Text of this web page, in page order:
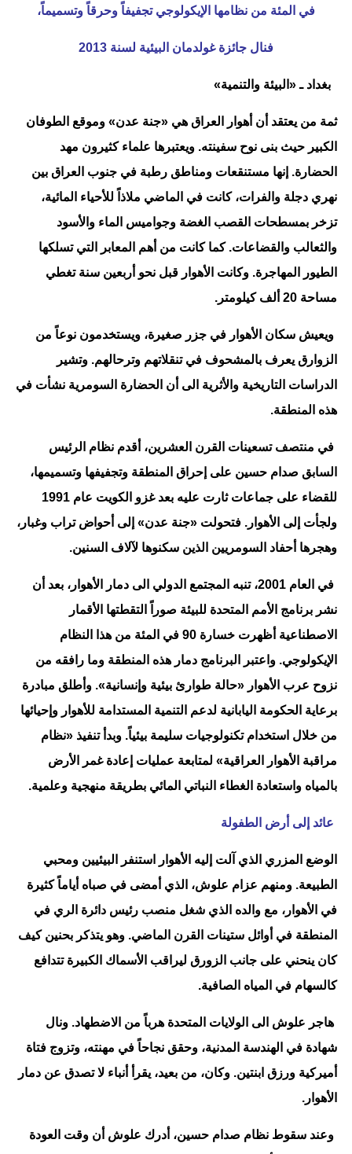
في المئة من نظامها الإيكولوجي تجفيفاً وحرقاً وتسميماً،
فنال جائزة غولدمان البيئية لسنة 2013
بغداد ـ «البيئة والتنمية»
ثمة من يعتقد أن أهوار العراق هي «جنة عدن» وموقع الطوفان
الكبير حيث بنى نوح سفينته. ويعتبرها علماء كثيرون مهد
الحضارة. إنها مستنقعات ومناطق رطبة في جنوب العراق بين
نهري دجلة والفرات، كانت في الماضي ملاذاً للأحياء المائية،
تزخر بمسطحات القصب الغضة وجواميس الماء والأسود
والثعالب والقضاعات. كما كانت من أهم المعابر التي تسلكها
الطيور المهاجرة. وكانت الأهوار قبل نحو أربعين سنة تغطي
مساحة 20 ألف كيلومتر.
ويعيش سكان الأهوار في جزر صغيرة، ويستخدمون نوعاً من
الزوارق يعرف بالمشحوف في تنقلاتهم وترحالهم. وتشير
الدراسات التاريخية والأثرية الى أن الحضارة السومرية نشأت في
هذه المنطقة.
في منتصف تسعينات القرن العشرين، أقدم نظام الرئيس
السابق صدام حسين على إحراق المنطقة وتجفيفها وتسميمها،
للقضاء على جماعات ثارت عليه بعد غزو الكويت عام 1991
ولجأت إلى الأهوار. فتحولت «جنة عدن» إلى أحواض تراب وغبار،
وهجرها أحفاد السومريين الذين سكنوها لآلاف السنين.
في العام 2001، تنبه المجتمع الدولي الى دمار الأهوار، بعد أن
نشر برنامج الأمم المتحدة للبيئة صوراً التقطتها الأقمار
الاصطناعية أظهرت خسارة 90 في المئة من هذا النظام
الإيكولوجي. واعتبر البرنامج دمار هذه المنطقة وما رافقه من
نزوح عرب الأهوار «حالة طوارئ بيئية وإنسانية». وأطلق مبادرة
برعاية الحكومة اليابانية لدعم التنمية المستدامة للأهوار وإحيائها
من خلال استخدام تكنولوجيات سليمة بيئياً. وبدأ تنفيذ «نظام
مراقبة الأهوار العراقية» لمتابعة عمليات إعادة غمر الأرض
بالمياه واستعادة الغطاء النباتي المائي بطريقة منهجية وعلمية.
عائد إلى أرض الطفولة
الوضع المزري الذي آلت إليه الأهوار استنفر البيئيين ومحبي
الطبيعة. ومنهم عزام علوش، الذي أمضى في صباه أياماً كثيرة
في الأهوار، مع والده الذي شغل منصب رئيس دائرة الري في
المنطقة في أوائل ستينات القرن الماضي. وهو يتذكر بحنين كيف
كان ينحني على جانب الزورق ليراقب الأسماك الكبيرة تتدافع
كالسهام في المياه الصافية.
هاجر علوش الى الولايات المتحدة هرباً من الاضطهاد. ونال
شهادة في الهندسة المدنية، وحقق نجاحاً في مهنته، وتزوج فتاة
أميركية ورزق ابنتين. وكان، من بعيد، يقرأ أنباء لا تصدق عن دمار
الأهوار.
وعند سقوط نظام صدام حسين، أدرك علوش أن وقت العودة